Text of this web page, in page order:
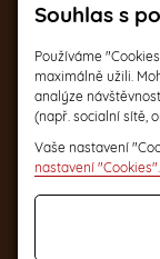
Souhlas s
Používáme
maximálně užili.
analýze
(např. socialní sítě,
Vaše nastavení
nastavení "Cookies".